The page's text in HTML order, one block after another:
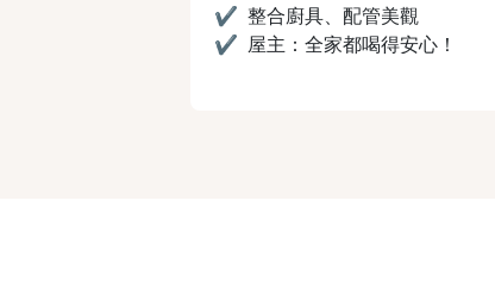
✔ 整合廚具、配管美觀
✔ 屋主：全家都喝得安心！